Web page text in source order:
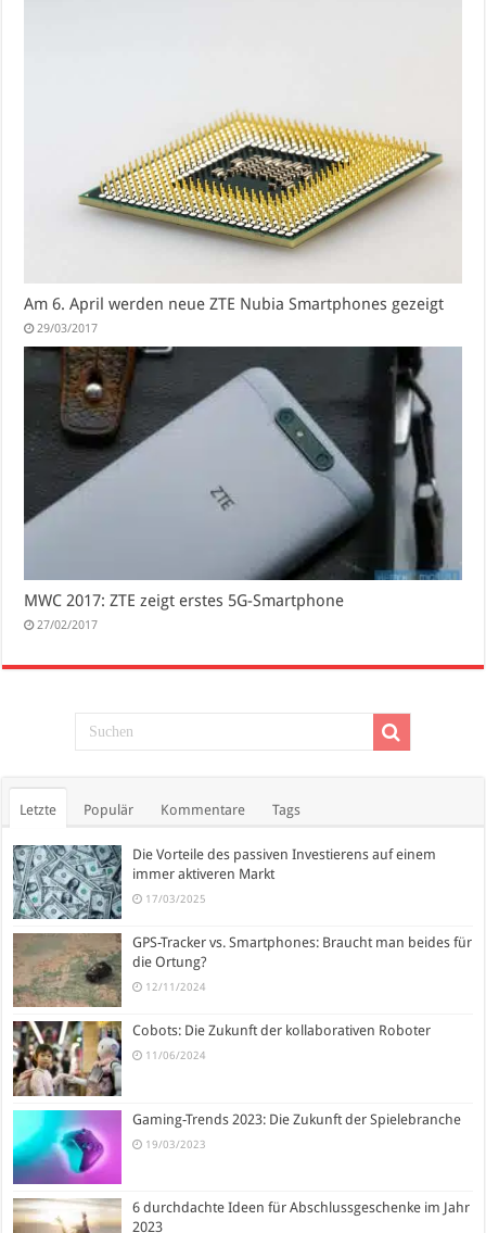
Am 6. April werden neue ZTE Nubia Smartphones gezeigt
29/03/2017
MWC 2017: ZTE zeigt erstes 5G-Smartphone
27/02/2017
Letzte Populär Kommentare Tags
Die Vorteile des passiven Investierens auf einem
immer aktiveren Markt
17/03/2025
GPS-Tracker vs. Smartphones: Braucht man beides für
die Ortung?
12/11/2024
Cobots: Die Zukunft der kollaborativen Roboter
11/06/2024
Gaming-Trends 2023: Die Zukunft der Spielebranche
19/03/2023
6 durchdachte Ideen für Abschlussgeschenke im Jahr
2023